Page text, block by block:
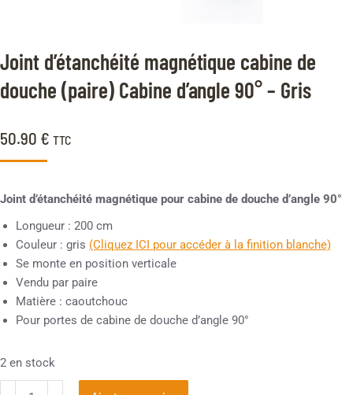
Joint d’étanchéité magnétique cabine de
douche (paire) Cabine d’angle 90° – Gris
50.90 € TTC
Joint d’étanchéité magnétique pour cabine de douche d’angle 90°
Longueur : 200 cm
Couleur : gris (Cliquez ICI pour accéder à la finition blanche)
Se monte en position verticale
Vendu par paire
Matière : caoutchouc
Pour portes de cabine de douche d’angle 90°
2 en stock